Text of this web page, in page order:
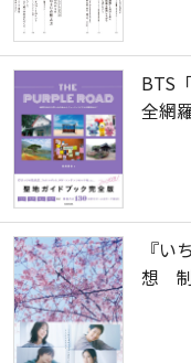
BTS
全網
『い
想 制